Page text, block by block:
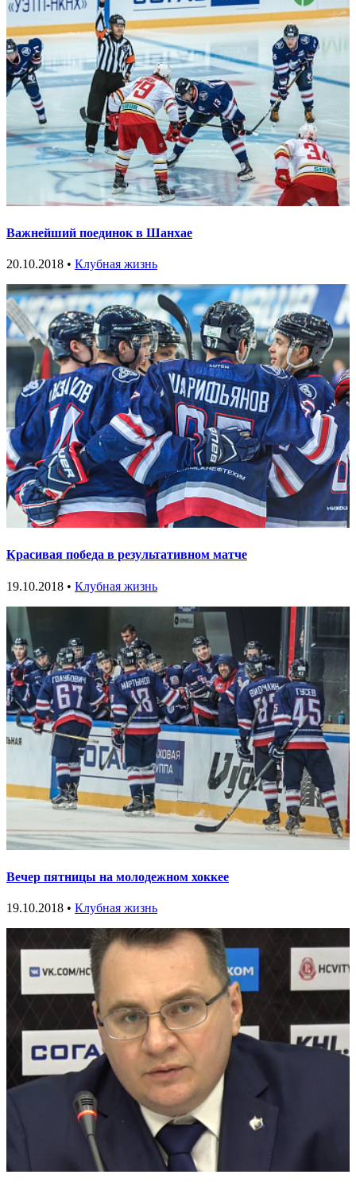
Важнейший поединок в Шанхае
20.10.2018 • Клубная жизнь
Красивая победа в результативном матче
19.10.2018 • Клубная жизнь
Вечер пятницы на молодежном хоккее
19.10.2018 • Клубная жизнь